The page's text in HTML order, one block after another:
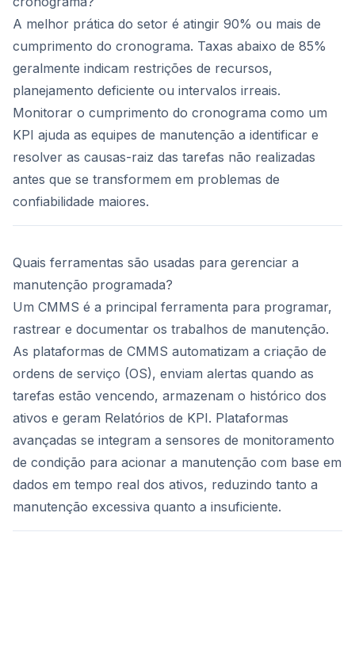
A melhor prática do setor é atingir 90% ou mais de
cumprimento do cronograma. Taxas abaixo de 85%
geralmente indicam restrições de recursos,
planejamento deficiente ou intervalos irreais.
Monitorar o cumprimento do cronograma como um
KPI ajuda as equipes de manutenção a identificar e
resolver as causas-raiz das tarefas não realizadas
antes que se transformem em problemas de
confiabilidade maiores.
Quais ferramentas são usadas para gerenciar a
manutenção programada?
Um CMMS é a principal ferramenta para programar,
rastrear e documentar os trabalhos de manutenção.
As plataformas de CMMS automatizam a criação de
ordens de serviço (OS), enviam alertas quando as
tarefas estão vencendo, armazenam o histórico dos
ativos e geram Relatórios de KPI. Plataformas
avançadas se integram a sensores de monitoramento
de condição para acionar a manutenção com base em
dados em tempo real dos ativos, reduzindo tanto a
manutenção excessiva quanto a insuficiente.